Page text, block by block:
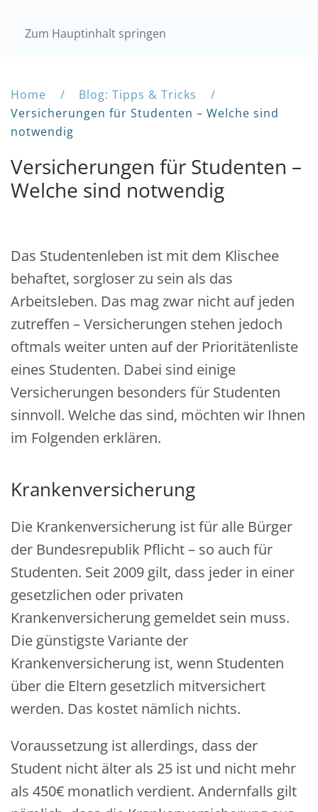
Zum Hauptinhalt springen
Home
Blog: Tipps & Tricks
Versicherungen für Studenten – Welche sind
notwendig
Versicherungen für Studenten –
Welche sind notwendig
Das Studentenleben ist mit dem Klischee
behaftet, sorgloser zu sein als das
Arbeitsleben. Das mag zwar nicht auf jeden
zutreffen – Versicherungen stehen jedoch
oftmals weiter unten auf der Prioritätenliste
eines Studenten. Dabei sind einige
Versicherungen besonders für Studenten
sinnvoll. Welche das sind, möchten wir Ihnen
im Folgenden erklären.
Krankenversicherung
Die Krankenversicherung ist für alle Bürger
der Bundesrepublik Pflicht – so auch für
Studenten. Seit 2009 gilt, dass jeder in einer
gesetzlichen oder privaten
Krankenversicherung gemeldet sein muss.
Die günstigste Variante der
Krankenversicherung ist, wenn Studenten
über die Eltern gesetzlich mitversichert
werden. Das kostet nämlich nichts.
Voraussetzung ist allerdings, dass der
Student nicht älter als 25 ist und nicht mehr
als 450€ monatlich verdient. Andernfalls gilt